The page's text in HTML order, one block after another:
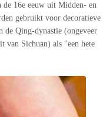
16e eeuw uit Midden- en
gebruikt voor decoratieve
Qing-dynastie (ongeveer
van Sichuan) als "een hete